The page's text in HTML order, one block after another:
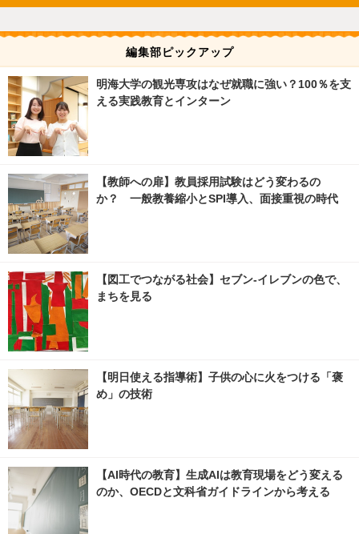
編集部ピックアップ
明海大学の観光専攻はなぜ就職に強い？100％を支
える実践教育とインターン
【教師への扉】教員採用試験はどう変わるの
か？ 一般教養縮小とSPI導入、面接重視の時代
【図工でつながる社会】セブン‐イレブンの色で、
まちを見る
【明日使える指導術】子供の心に火をつける「褒
め」の技術
【AI時代の教育】生成AIは教育現場をどう変える
のか、OECDと文科省ガイドラインから考える